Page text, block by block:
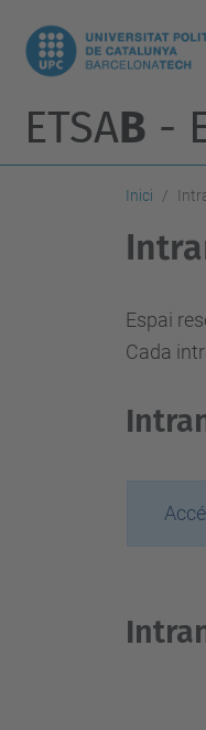
ETSAB -
Inici
Espai
Cada